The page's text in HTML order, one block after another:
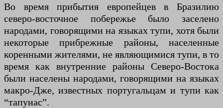
Во время прибытия европейцев в Бразилию
северо-восточное побережье было заселено
народами, говорящими на языках тупи, хотя были
некоторые прибрежные районы, населенные
коренными жителями, не являющимися тупи, в то
время как внутренние районы Северо-Востока
были населены народами, говорящими на языках
макро-Дже, известных португальцам и тупи как
“тапуиас”.